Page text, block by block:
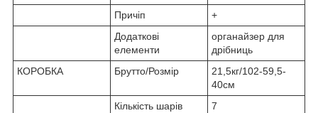
Причіп
+
Додаткові
елементи
органайзер для
дрібниць
КОРОБКА
Брутто/Розмір
21,5кг/102-59,5-
40см
Кількість шарів
7